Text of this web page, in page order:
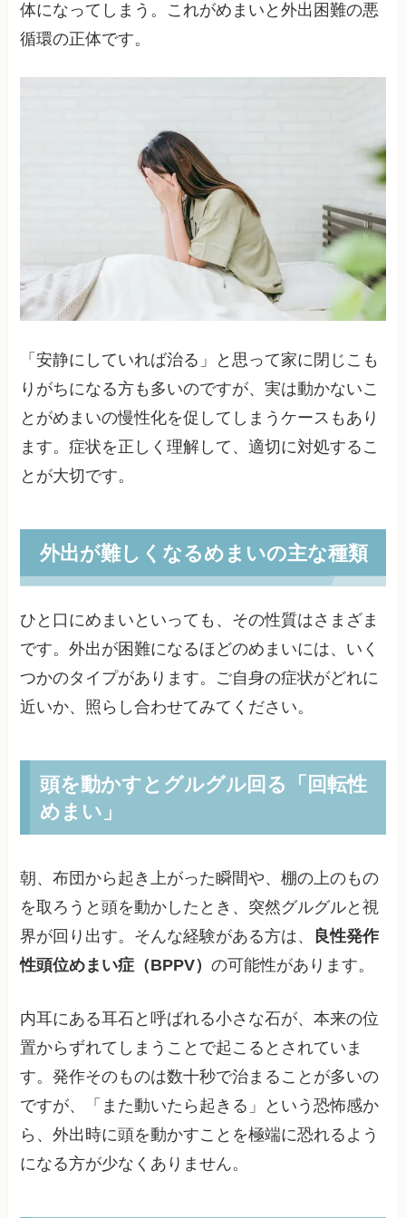
体になってしまう。これがめまいと外出困難の悪
循環の正体です。
「安静にしていれば治る」と思って家に閉じこも
りがちになる方も多いのですが、実は動かないこ
とがめまいの慢性化を促してしまうケースもあり
ます。症状を正しく理解して、適切に対処するこ
とが大切です。
外出が難しくなるめまいの主な種類
ひと口にめまいといっても、その性質はさまざま
です。外出が困難になるほどのめまいには、いく
つかのタイプがあります。ご自身の症状がどれに
近いか、照らし合わせてみてください。
頭を動かすとグルグル回る「回転性
めまい」
朝、布団から起き上がった瞬間や、棚の上のもの
を取ろうと頭を動かしたとき、突然グルグルと視
界が回り出す。そんな経験がある方は、
良性発作
性頭位めまい症（BPPV）の可能性があります。
内耳にある耳石と呼ばれる小さな石が、本来の位
置からずれてしまうことで起こるとされていま
す。発作そのものは数十秒で治まることが多いの
ですが、「また動いたら起きる」という恐怖感か
ら、外出時に頭を動かすことを極端に恐れるよう
になる方が少なくありません。